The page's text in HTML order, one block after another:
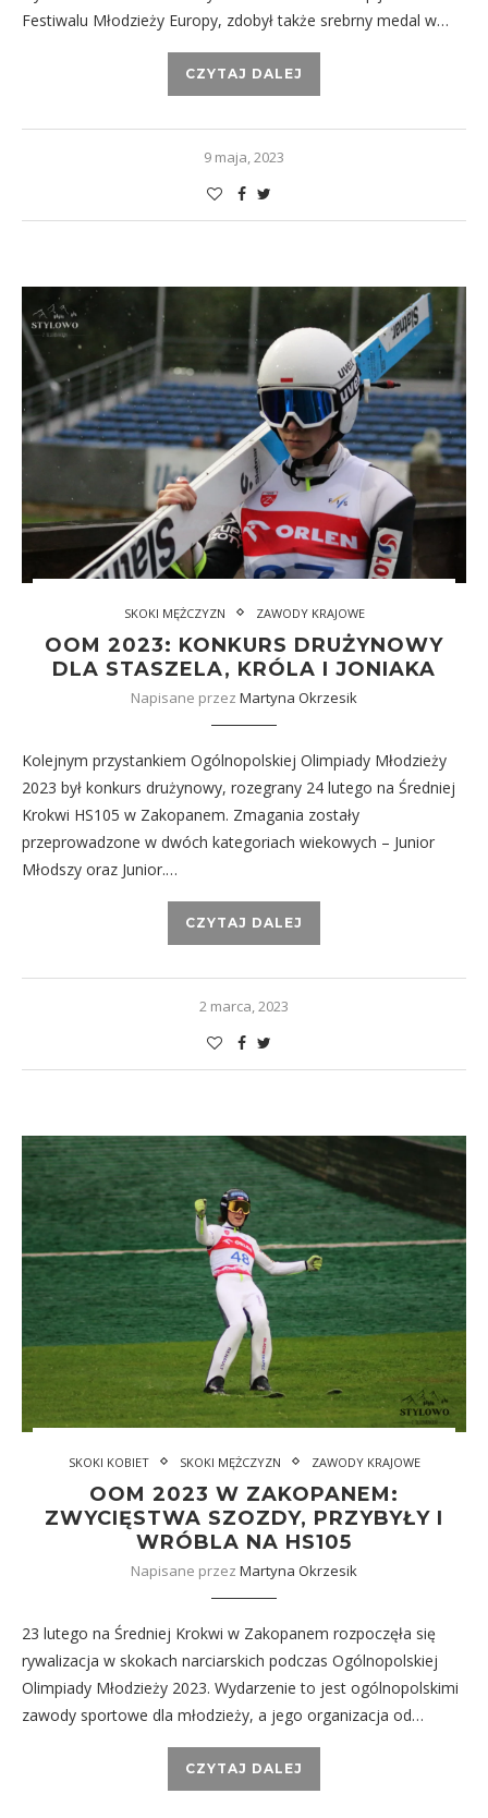
Festiwalu Młodzieży Europy, zdobył także srebrny medal w…
CZYTAJ DALEJ
9 maja, 2023
SKOKI MĘŻCZYZN ZAWODY KRAJOWE
OOM 2023: KONKURS DRUŻYNOWY
DLA STASZELA, KRÓLA I JONIAKA
Napisane przez Martyna Okrzesik
Kolejnym przystankiem Ogólnopolskiej Olimpiady Młodzieży
2023 był konkurs drużynowy, rozegrany 24 lutego na Średniej
Krokwi HS105 w Zakopanem. Zmagania zostały
przeprowadzone w dwóch kategoriach wiekowych – Junior
Młodszy oraz Junior.…
CZYTAJ DALEJ
2 marca, 2023
SKOKI KOBIET SKOKI MĘŻCZYZN ZAWODY KRAJOWE
OOM 2023 W ZAKOPANEM:
ZWYCIĘSTWA SZOZDY, PRZYBYŁY I
WRÓBLA NA HS105
Napisane przez Martyna Okrzesik
23 lutego na Średniej Krokwi w Zakopanem rozpoczęła się
rywalizacja w skokach narciarskich podczas Ogólnopolskiej
Olimpiady Młodzieży 2023. Wydarzenie to jest ogólnopolskimi
zawody sportowe dla młodzieży, a jego organizacja od…
CZYTAJ DALEJ